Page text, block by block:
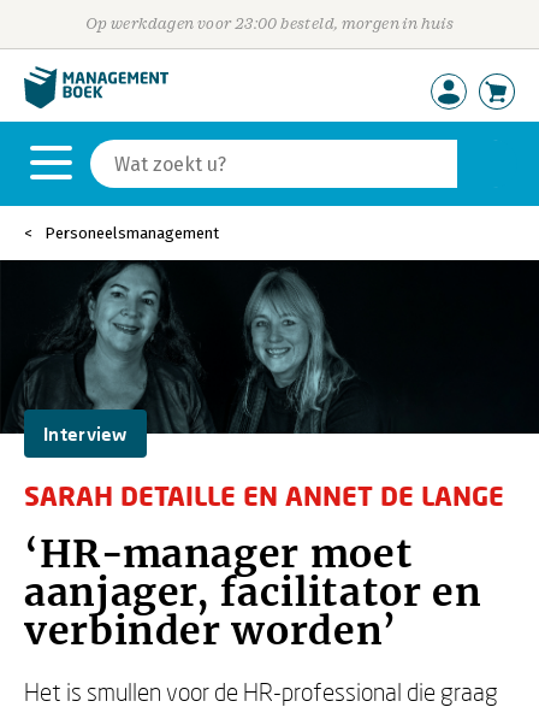
Op werkdagen voor 23:00 besteld, morgen in huis
Personeelsmanagement
Interview
SARAH DETAILLE EN ANNET DE LANGE
‘HR-manager moet
aanjager, facilitator en
verbinder worden’
Het is smullen voor de HR-professional die graag